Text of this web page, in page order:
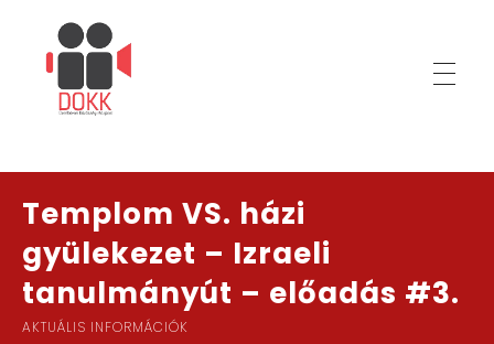
Templom VS. házi
gyülekezet – Izraeli
tanulmányút – előadás #3.
AKTUÁLIS INFORMÁCIÓK